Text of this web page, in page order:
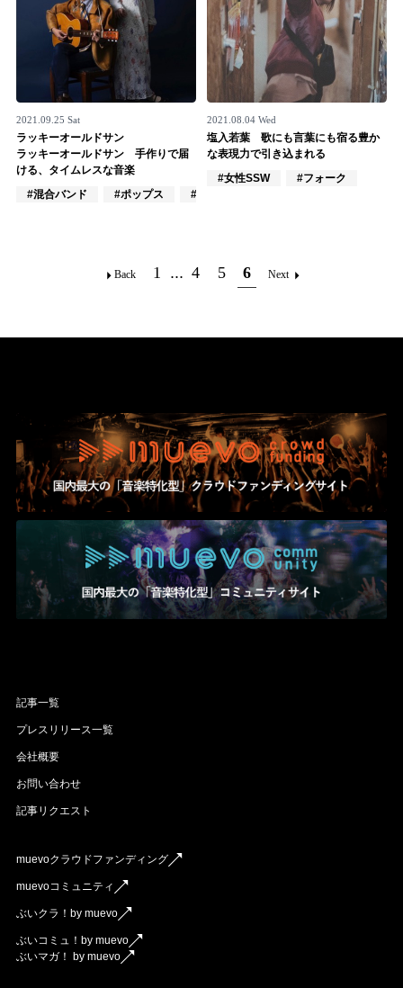
2021.09.25 Sat
ラッキーオールドサン
ラッキーオールドサン 手作りで届
ける、タイムレスな音楽
#混合バンド
#ポップス #J-POP
2021.08.04 Wed
塩入若葉 歌にも言葉にも宿る豊か
な表現力で引き込まれる
#女性SSW
#フォーク
Back 1 ... 4 5 6 Next
記事一覧
プレスリリース一覧
会社概要
お問い合わせ
記事リクエスト
muevoクラウドファンディング
muevoコミュニティ
ぶいクラ！by muevo
ぶいコミュ！by muevo
ぶいマガ！ by muevo